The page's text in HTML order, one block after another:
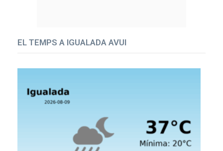
EL TEMPS A IGUALADA AVUI